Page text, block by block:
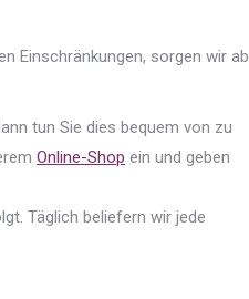
Einschränkungen, sorgen wir ab
tun Sie dies bequem von zu
Online-Shop ein und geben
Täglich beliefern wir jede